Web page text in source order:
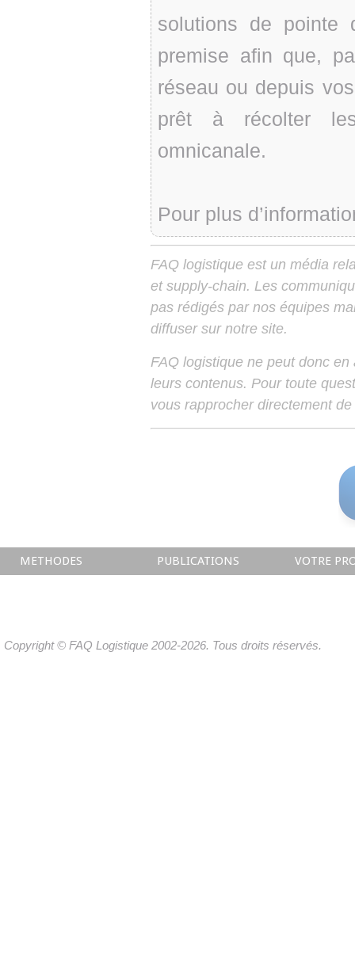
solutions de pointe
premise afin que,
réseau ou depuis
prêt à récolter
omnicanale.
Pour plus
FAQ logistique est un média
et supply-chain. Les
pas rédigés par nos équipes
diffuser sur notre site.
FAQ logistique ne peut donc
leurs contenus. Pour toute
vous rapprocher directement
METHODES PUBLICATIONS VOTRE
Copyright © FAQ Logistique 2002-2026. Tous droits réservés.